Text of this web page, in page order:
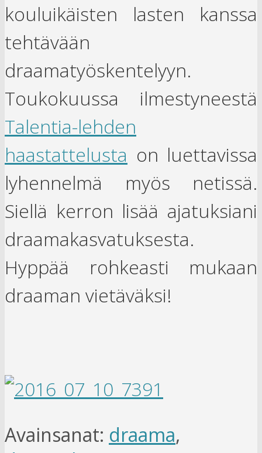
kouluikäisten lasten kanssa
tehtävään
draamatyöskentelyyn.
Toukokuussa ilmestyneestä
Talentia-lehden
haastattelusta on luettavissa
lyhennelmä myös netissä.
Siellä kerron lisää ajatuksiani
draamakasvatuksesta.
Hyppää rohkeasti mukaan
draaman vietäväksi!
Avainsanat: draama,